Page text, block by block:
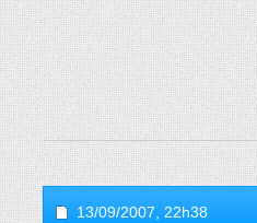
13/09/2007, 22h38